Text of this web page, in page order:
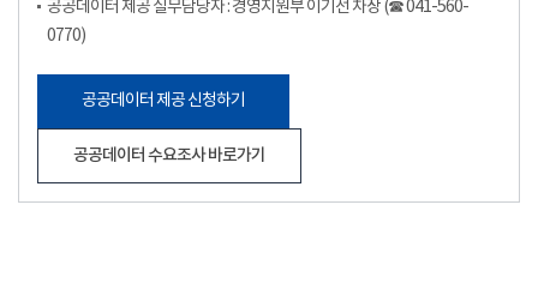
공공데이터 제공 실무담당자 : 경영지원부 이기선 차장 (☎ 041-560-
0770)
공공데이터 제공 신청하기
공공데이터 수요조사 바로가기